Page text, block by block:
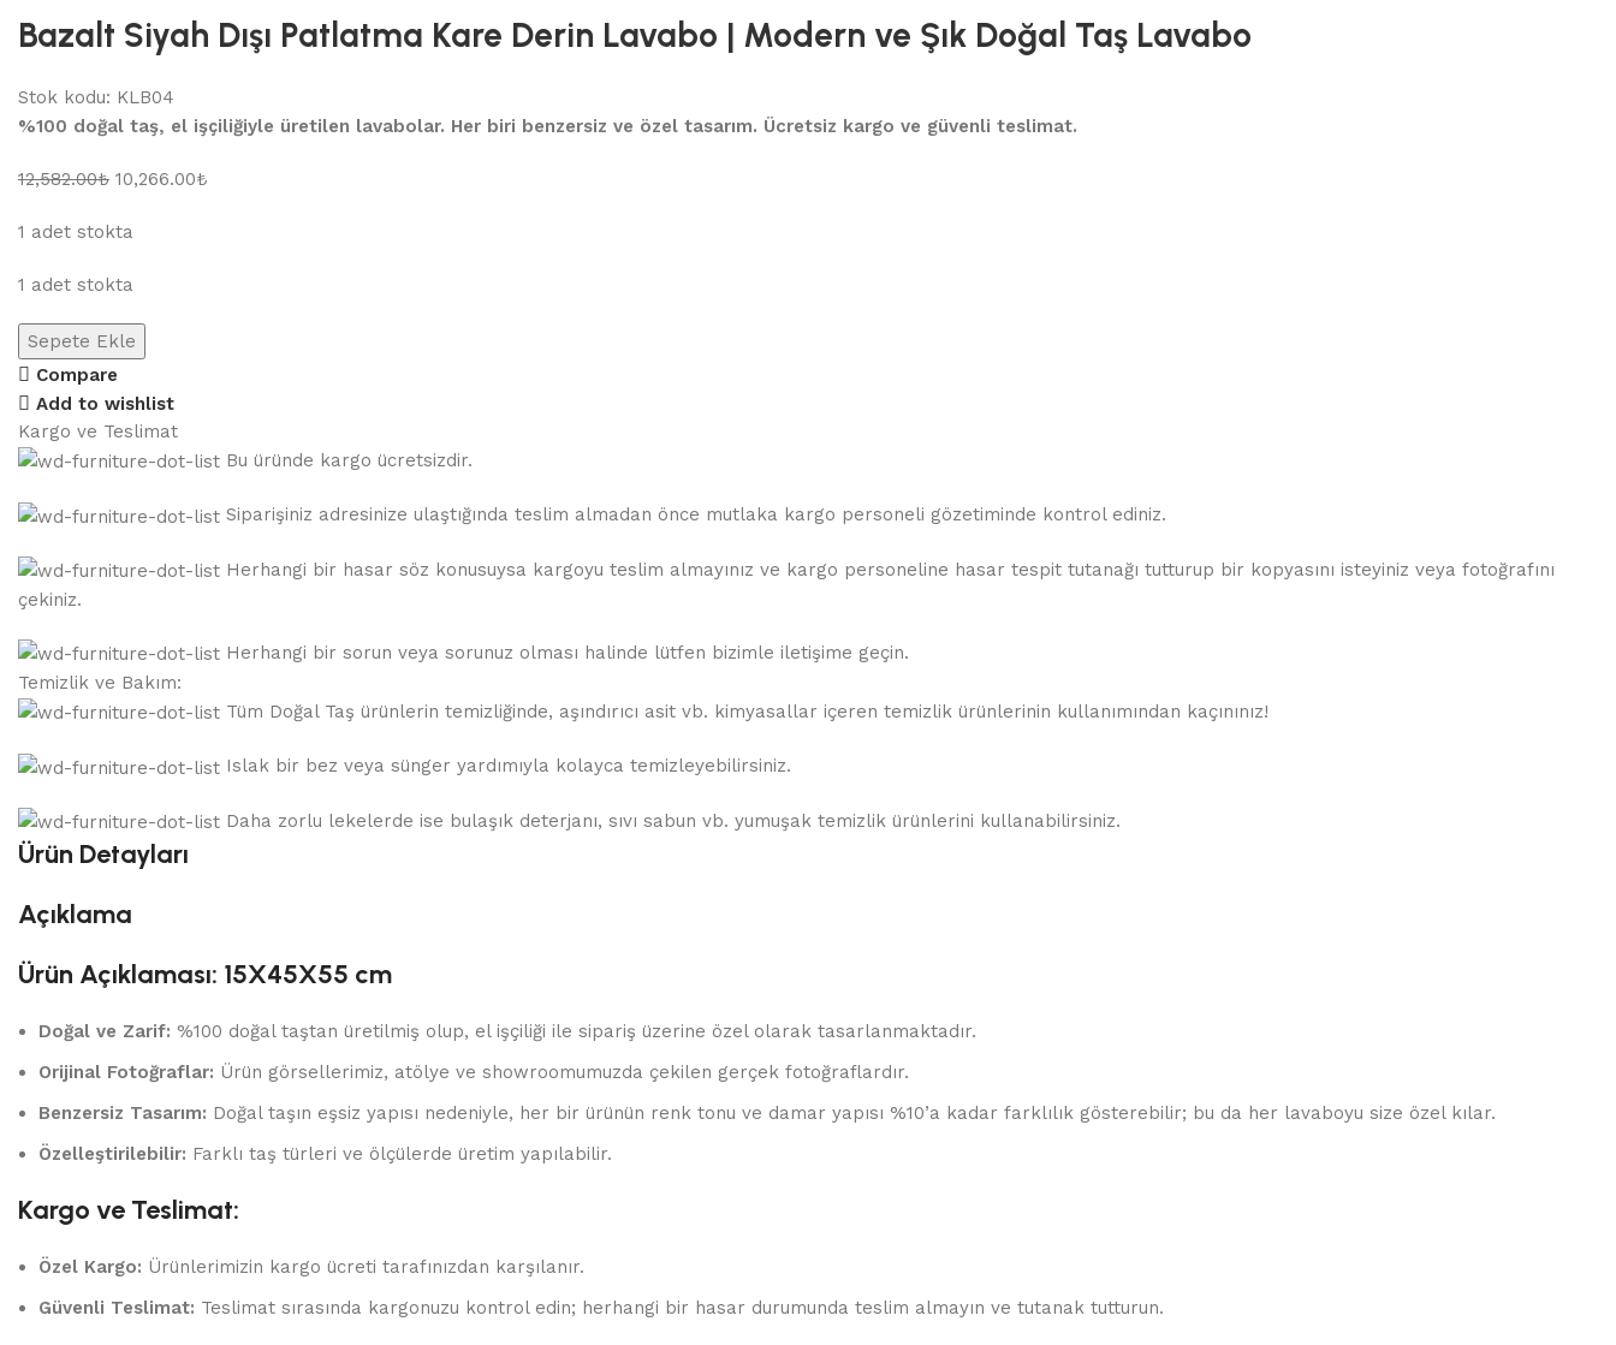
Bazalt Siyah Dışı Patlatma Kare Derin Lavabo | Modern ve Şık Doğal Taş Lavabo
Stok kodu: KLB04
%100 doğal taş, el işçiliğiyle üretilen lavabolar. Her biri benzersiz ve özel tasarım. Ücretsiz kargo ve güvenli teslimat.
12,582.00₺ 10,266.00₺
1 adet stokta
1 adet stokta
Sepete Ekle
Compare
Add to wishlist
Kargo ve Teslimat
Bu üründe kargo ücretsizdir.
Siparişiniz adresinize ulaştığında teslim almadan önce mutlaka kargo personeli gözetiminde kontrol ediniz.
Herhangi bir hasar söz konusuysa kargoyu teslim almayınız ve kargo personeline hasar tespit tutanağı tutturup bir kopyasını isteyiniz veya fotoğrafını
çekiniz.
Herhangi bir sorun veya sorunuz olması halinde lütfen bizimle iletişime geçin.
Temizlik ve Bakım:
Tüm Doğal Taş ürünlerin temizliğinde, aşındırıcı asit vb. kimyasallar içeren temizlik ürünlerinin kullanımından kaçınınız!
Islak bir bez veya sünger yardımıyla kolayca temizleyebilirsiniz.
Daha zorlu lekelerde ise bulaşık deterjanı, sıvı sabun vb. yumuşak temizlik ürünlerini kullanabilirsiniz.
Ürün Detayları
Açıklama
Ürün Açıklaması: 15X45X55 cm
Doğal ve Zarif: %100 doğal taştan üretilmiş olup, el işçiliği ile sipariş üzerine özel olarak tasarlanmaktadır.
Orijinal Fotoğraflar: Ürün görsellerimiz, atölye ve showroomumuzda çekilen gerçek fotoğraflardır.
Benzersiz Tasarım: Doğal taşın eşsiz yapısı nedeniyle, her bir ürünün renk tonu ve damar yapısı %10’a kadar farklılık gösterebilir; bu da her lavaboyu size özel kılar.
Özelleştirilebilir: Farklı taş türleri ve ölçülerde üretim yapılabilir.
Kargo ve Teslimat:
Özel Kargo: Ürünlerimizin kargo ücreti tarafınızdan karşılanır.
Güvenli Teslimat: Teslimat sırasında kargonuzu kontrol edin; herhangi bir hasar durumunda teslim almayın ve tutanak tutturun.